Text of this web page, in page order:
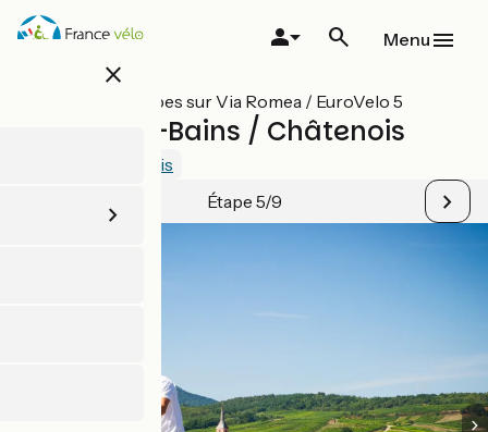
Aller
au
close
Menu
Toutes les étapes sur Via Romea / EuroVelo 5
Soultz-les-Bains / Châtenois
Voir 4 avis
Étape 5/9